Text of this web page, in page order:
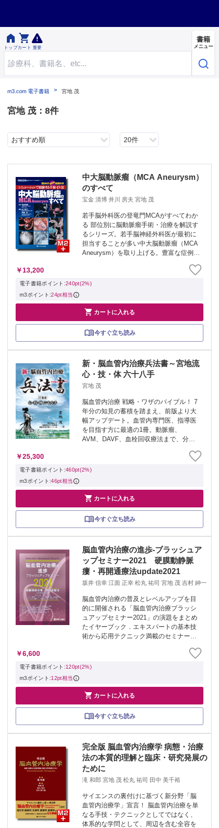

トップ

カート 重要
書籍
メニュー
m3.com 電子書籍 宮地 茂
宮地 茂：8件
おすすめ順 20件
中大脳動脈瘤（MCA Aneurysm）
のすべて
宝金 清博 井川 房夫 宮地 茂
若手脳外科医の登竜門MCAがすべてわか
る 部位別に脳動脈瘤手術・治療を解説す
るシリーズ。若手脳神経外科医が最初に
担当することが多い中大脳動脈瘤（MCA
Aneurysm）を取り上げる。豊富な症例と
グ、クリッピングのコツ、ポイントがよ
くわかる。
￥13,200
電子書籍ポイント:240pt(2%)
m3ポイント:24pt相当
 カートに入れる
今すぐ立ち読み
新・脳血管内治療兵法書～宮地流
心・技・体 六十八手
宮地 茂
脳血管内治療 戦略・ワザのバイブル！ 7
年分の知見の蓄積を踏まえ、前版より大
幅アップデート。血管内専門医、指導医
を目指す方に最適の1冊。動脈瘤、
AVM、DAVF、血栓回収療法まで、分野
くべき戦略・ポイント・ノウハウを開
陳！ 症例画像を排し、どのような臨床場
￥25,300
電子書籍ポイント:460pt(2%)
m3ポイント:46pt相当
 カートに入れる
今すぐ立ち読み
脳血管内治療の進歩-ブラッシュア
ップセミナー2021 硬膜動静脈
瘻・再開通療法update2021
坂井 信幸 江面 正幸 松丸 祐司 宮地 茂 吉村 紳一
脳血管内治療の普及とレベルアップを目
的に開催される「脳血管内治療ブラッシ
ュアップセミナー2021」の演題をまとめ
たイヤーブック．エキスパートの基本技
術から応用テクニック満載のセミナー演
マにをとりあげた充実の内容．今版で
は，硬膜動静脈瘻と再開通療法の最新情
￥6,600
電子書籍ポイント:120pt(2%)
m3ポイント:12pt相当
 カートに入れる
今すぐ立ち読み
完全版 脳血管内治療学 病態・治療
法の本質的理解と臨床・研究発展の
ために
滝 和郎 宮地 茂 松丸 祐司 田中 美千裕
サイエンスの裏付けに基づく新分野「脳
血管内治療学」宣言！ 脳血管内治療を単
なる手技・テクニックとしてではなく、
体系的な学問として、周辺を含む全容を